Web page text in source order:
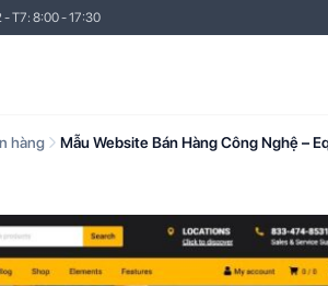
- T7: 8:00 - 17:30
hàng Mẫu Website Bán Hàng Công Nghệ –